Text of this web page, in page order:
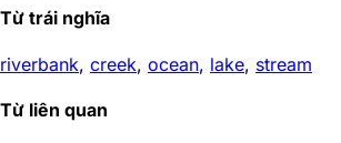
Từ trái nghĩa
riverbank, creek, ocean, lake, stream
Từ liên quan